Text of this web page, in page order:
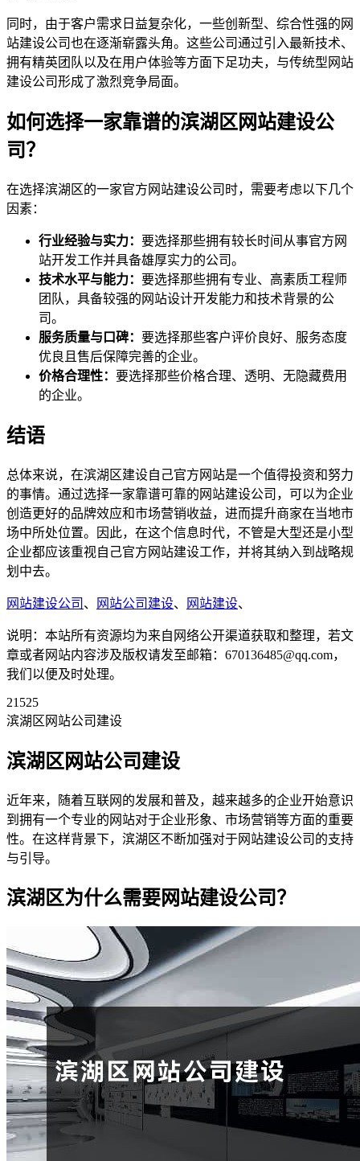
同时，由于客户需求日益复杂化，一些创新型、综合性强的网
站建设公司也在逐渐崭露头角。这些公司通过引入最新技术、
拥有精英团队以及在用户体验等方面下足功夫，与传统型网站
建设公司形成了激烈竞争局面。
如何选择一家靠谱的滨湖区网站建设公
司？
在选择滨湖区的一家官方网站建设公司时，需要考虑以下几个
因素：
行业经验与实力： 要选择那些拥有较长时间从事官方网
站开发工作并具备雄厚实力的公司。
技术水平与能力： 要选择那些拥有专业、高素质工程师
团队，具备较强的网站设计开发能力和技术背景的公
司。
服务质量与口碑： 要选择那些客户评价良好、服务态度
优良且售后保障完善的企业。
价格合理性： 要选择那些价格合理、透明、无隐藏费用
的企业。
结语
总体来说，在滨湖区建设自己官方网站是一个值得投资和努力
的事情。通过选择一家靠谱可靠的网站建设公司，可以为企业
创造更好的品牌效应和市场营销收益，进而提升商家在当地市
场中所处位置。因此，在这个信息时代，不管是大型还是小型
企业都应该重视自己官方网站建设工作，并将其纳入到战略规
划中去。
网站建设公司 、 网站公司建设、 网站建设、
说明：本站所有资源均为来自网络公开渠道获取和整理，若文
章或者网站内容涉及版权请发至邮箱：670136485@qq.com，
我们以便及时处理。
21525
滨湖区网站公司建设
滨湖区网站公司建设
近年来，随着互联网的发展和普及，越来越多的企业开始意识
到拥有一个专业的网站对于企业形象、市场营销等方面的重要
性。在这样背景下，滨湖区不断加强对于网站建设公司的支持
与引导。
滨湖区为什么需要网站建设公司？